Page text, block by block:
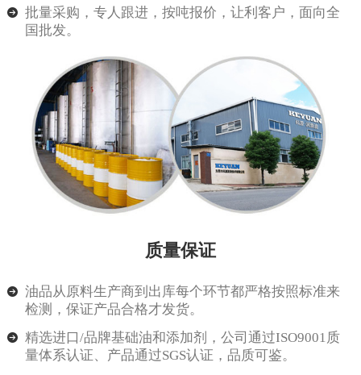
批量采购，专人跟进，按吨报价，让利客户，面向全
国批发。
质量保证
油品从原料生产商到出库每个环节都严格按照标准来
检测，保证产品合格才发货。
精选进口/品牌基础油和添加剂，公司通过ISO9001质
量体系认证、产品通过SGS认证，品质可鉴。